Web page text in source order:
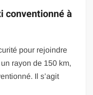
conventionné à
pour rejoindre
rayon de 150 km,
Il s’agit